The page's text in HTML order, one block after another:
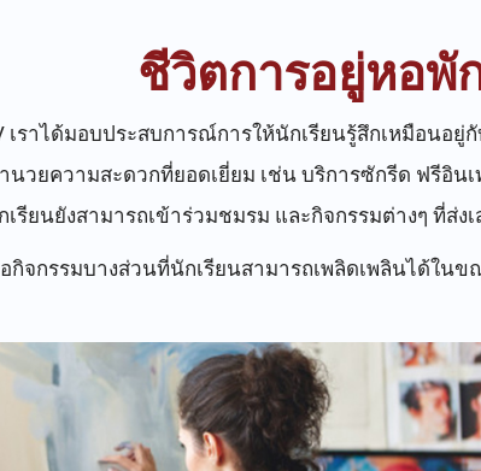
ชีวิตการอยู่หอพั
เราได้มอบประสบการณ์การให้นักเรียนรู้สึกเหมือนอ
วยความสะดวกที่ยอดเยี่ยม เช่น บริการซักรีด ฟรีอิน
รียนยังสามารถเข้าร่วมชมรม และกิจกรรมต่างๆ ที่ส่
กิจกรรมบางส่วนที่นักเรียนสามารถเพลิดเพลินได้ใน